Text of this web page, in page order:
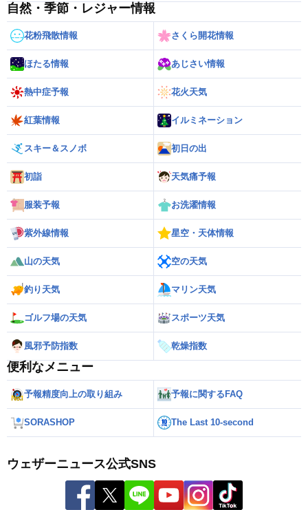
自然・季節・レジャー情報
花粉飛散情報 さくら開花情報
ほたる情報 あじさい情報
熱中症予報 花火天気
紅葉情報 イルミネーション
スキー＆スノボ 初日の出
初詣 天気痛予報
服装予報 お洗濯情報
紫外線情報 星空・天体情報
山の天気 空の天気
釣り天気 マリン天気
ゴルフ場の天気 スポーツ天気
風邪予防指数 乾燥指数
便利なメニュー
予報精度向上の取り組み 予報に関するFAQ
SORASHOP The Last 10-second
ウェザーニュース公式SNS